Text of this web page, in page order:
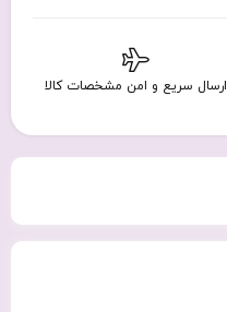
ارسال سریع و امن مشخصات کالا